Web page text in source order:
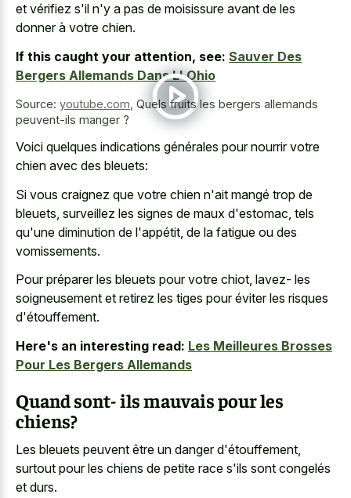
et vérifiez s'il n'y a pas de moisissure avant de les
donner à votre chien.
If this caught your attention, see: Sauver Des
Bergers Allemands Dans L' Ohio
Source: youtube.com Quels fruits les bergers allemands
peuvent-ils manger ?
Voici quelques indications générales pour nourrir votre
chien avec des bleuets:
Si vous craignez que votre chien n'ait mangé trop de
bleuets, surveillez les signes de maux d'estomac, tels
qu'une diminution de l'appétit, de la fatigue ou des
vomissements.
Pour préparer les bleuets pour votre chiot, lavez- les
soigneusement et retirez les tiges pour éviter les risques
d'étouffement.
Here's an interesting read: Les Meilleures Brosses
Pour Les Bergers Allemands
Quand sont- ils mauvais pour les
chiens?
Les bleuets peuvent être un danger d'étouffement,
surtout pour les chiens de petite race s'ils sont congelés
et durs.